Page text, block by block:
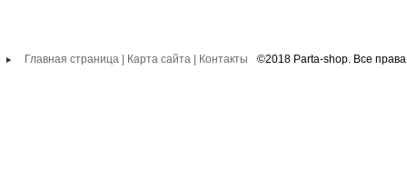
Главная страница Карта сайта Контакты ©2018 Parta-shop. Все